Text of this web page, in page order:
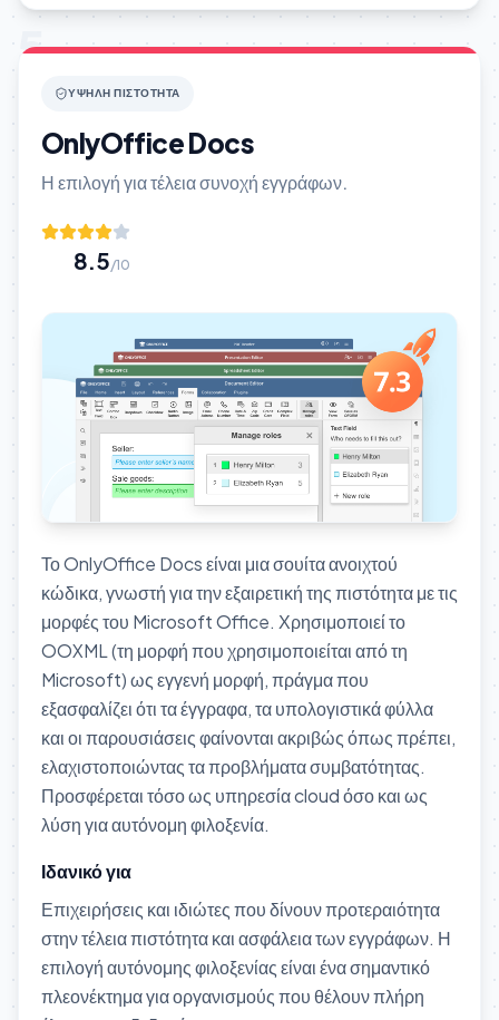
5
ΥΨΗΛΉ ΠΙΣΤΌΤΗΤΑ
OnlyOffice Docs
Η επιλογή για τέλεια συνοχή εγγράφων.
8.5/10
Το OnlyOffice Docs είναι μια σουίτα ανοιχτού
κώδικα, γνωστή για την εξαιρετική της πιστότητα με τις
μορφές του Microsoft Office. Χρησιμοποιεί το
OOXML (τη μορφή που χρησιμοποιείται από τη
Microsoft) ως εγγενή μορφή, πράγμα που
εξασφαλίζει ότι τα έγγραφα, τα υπολογιστικά φύλλα
και οι παρουσιάσεις φαίνονται ακριβώς όπως πρέπει,
ελαχιστοποιώντας τα προβλήματα συμβατότητας.
Προσφέρεται τόσο ως υπηρεσία cloud όσο και ως
λύση για αυτόνομη φιλοξενία.
Ιδανικό για
Επιχειρήσεις και ιδιώτες που δίνουν προτεραιότητα
στην τέλεια πιστότητα και ασφάλεια των εγγράφων. Η
επιλογή αυτόνομης φιλοξενίας είναι ένα σημαντικό
πλεονέκτημα για οργανισμούς που θέλουν πλήρη